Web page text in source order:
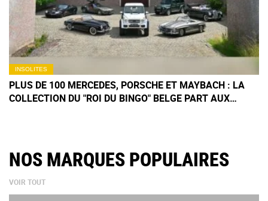
INSOLITES
PLUS DE 100 MERCEDES, PORSCHE ET MAYBACH : LA
COLLECTION DU "ROI DU BINGO" BELGE PART AUX
NOS MARQUES POPULAIRES
VOIR TOUT